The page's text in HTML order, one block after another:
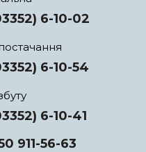
6-10-02
6-10-54
6-10-41
911-56-63